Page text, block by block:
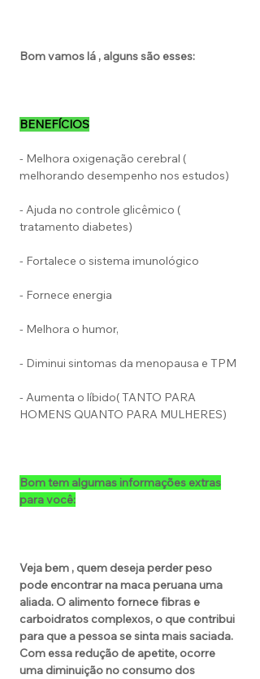
Bom vamos lá , alguns são esses:
BENEFÍCIOS
- Melhora oxigenação cerebral (
melhorando desempenho nos estudos)
- Ajuda no controle glicêmico (
tratamento diabetes)
- Fortalece o sistema imunológico
- Fornece energia
- Melhora o humor,
- Diminui sintomas da menopausa e TPM
- Aumenta o líbido( TANTO PARA
HOMENS QUANTO PARA MULHERES)
Bom tem algumas informações extras
para você:
Veja bem , quem deseja perder peso
pode encontrar na maca peruana uma
aliada. O alimento fornece fibras e
carboidratos complexos, o que contribui
para que a pessoa se sinta mais saciada.
Com essa redução de apetite, ocorre
uma diminuição no consumo dos